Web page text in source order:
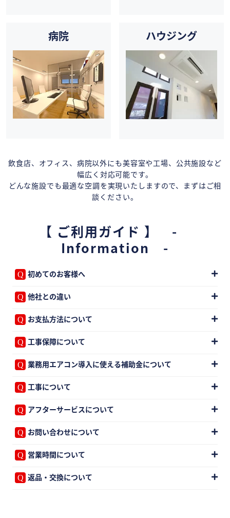
病院 ハウジング
飲食店、オフィス、病院以外にも美容室や工場、公共施設など
幅広く対応可能です。
どんな施設でも最適な空調を実現いたしますので、まずはご相
談ください。
【 ご利用ガイド 】 -
Information -
初めてのお客様へ
他社との違い
お支払方法について
工事保障について
業務用エアコン導入に使える補助金について
工事について
アフターサービスについて
お問い合わせについて
営業時間について
返品・交換について